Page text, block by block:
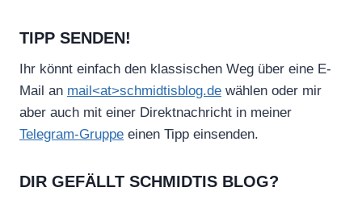
TIPP SENDEN!
Ihr könnt einfach den klassischen Weg über eine E-
Mail an mail<at>schmidtisblog.de wählen oder mir
aber auch mit einer Direktnachricht in meiner
Telegram-Gruppe einen Tipp einsenden.
DIR GEFÄLLT SCHMIDTIS BLOG?